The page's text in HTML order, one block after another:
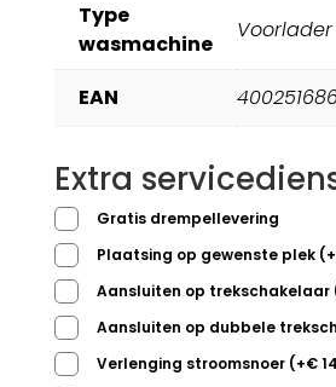
Type
wasmachine
Voorlader
EAN
Extra
Gratis drempellevering
Plaatsing op gewenste plek (+
Aansluiten op trekschakelaar
Aansluiten op dubbele
Verlenging stroomsnoer (+€